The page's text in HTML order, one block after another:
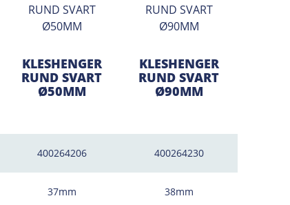
KLESHENGER
RUND SVART
Ø50MM
400264206
37mm
KLESHENGER
RUND SVART
Ø90MM
400264230
38mm